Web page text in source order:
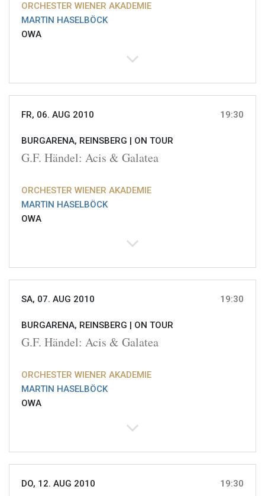
ORCHESTER WIENER AKADEMIE
MARTIN HASELBÖCK
OWA
FR, 06. AUG 2010 19:30
BURGARENA, REINSBERG | ON TOUR
G.F. Händel: Acis & Galatea
ORCHESTER WIENER AKADEMIE
MARTIN HASELBÖCK
OWA
SA, 07. AUG 2010 19:30
BURGARENA, REINSBERG | ON TOUR
G.F. Händel: Acis & Galatea
ORCHESTER WIENER AKADEMIE
MARTIN HASELBÖCK
OWA
DO, 12. AUG 2010 19:30